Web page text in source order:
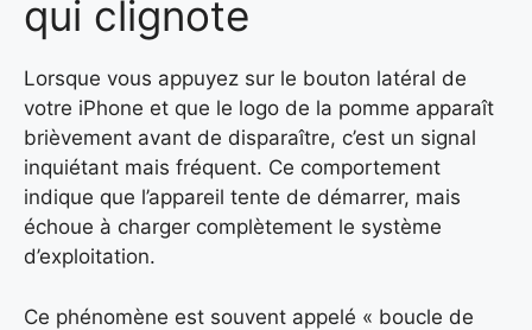
qui clignote
Lorsque vous appuyez sur le bouton latéral de
votre iPhone et que le logo de la pomme apparaît
brièvement avant de disparaître, c’est un signal
inquiétant mais fréquent. Ce comportement
indique que l’appareil tente de démarrer, mais
échoue à charger complètement le système
d’exploitation.
Ce phénomène est souvent appelé « boucle de